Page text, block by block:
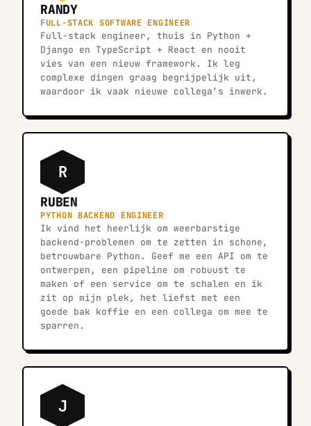
RANDY
FULL-STACK SOFTWARE ENGINEER
Full-stack engineer, thuis in Python +
Django en TypeScript + React en nooit
vies van een nieuw framework. Ik leg
complexe dingen graag begrijpelijk uit,
waardoor ik vaak nieuwe collega’s inwerk.
R
RUBEN
PYTHON BACKEND ENGINEER
Ik vind het heerlijk om weerbarstige
backend-problemen om te zetten in schone,
betrouwbare Python. Geef me een API om te
ontwerpen, een pipeline om robuust te
maken of een service om te schalen en ik
zit op mijn plek, het liefst met een
goede bak koffie en een collega om mee te
sparren.
J